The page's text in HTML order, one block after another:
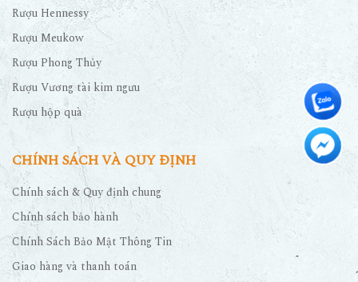
Rượu Hennessy
Rượu Meukow
Rượu Phong Thủy
Rượu Vương tài kim ngưu
Rượu hộp quà
CHÍNH SÁCH VÀ QUY ĐỊNH
Chính sách & Quy định chung
Chính sách bảo hành
Chính Sách Bảo Mật Thông Tin
Giao hàng và thanh toán